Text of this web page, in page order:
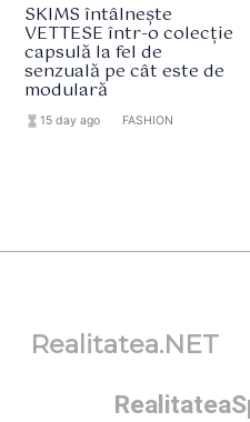
SKIMS întâlnește
VETTESE într-o colecție
capsulă la fel de
senzuală pe cât este de
modulară
hourglass_full15 day ago FASHION
Realitatea.NET